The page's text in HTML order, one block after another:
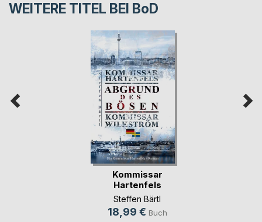
WEITERE TITEL BEI BoD
Kommissar
Hartenfels
Steffen Bärtl
18,99 € Buch